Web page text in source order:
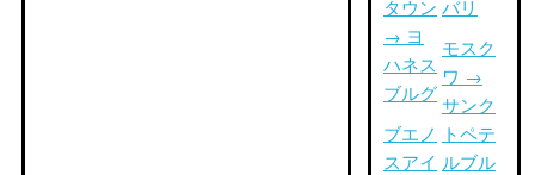
タウン
→ ヨ
ハネス
ブルグ
ブエノ
スアイ
バリ
モスク
ワ →
サンク
トペテ
ルブル